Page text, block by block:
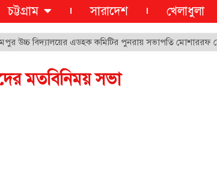
চট্টগ্রাম সারাদেশ খেলাধুলা
বিদ্যালয়ের এডহক কমিটির পুনরায় সভাপতি মোশাররফ হোসাইন
মতবিনিময় সভা